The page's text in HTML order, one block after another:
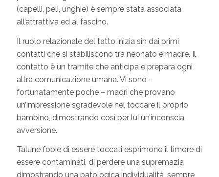
(capelli, peli, unghie) è sempre stata associata
all’attrattiva ed al fascino.
Il ruolo relazionale del tatto inizia sin dai primi
contatti che si stabiliscono tra neonato e madre. Il
contatto è un tramite che anticipa e prepara ogni
altra comunicazione umana. Vi sono –
fortunatamente poche – madri che provano
un’impressione sgradevole nel toccare il proprio
bambino, dimostrando così per lui un’inconscia
avversione.
Talune fobie di essere toccati esprimono il timore di
essere contaminati, di perdere una supremazia
dimostrando una patologica individualità, sempre